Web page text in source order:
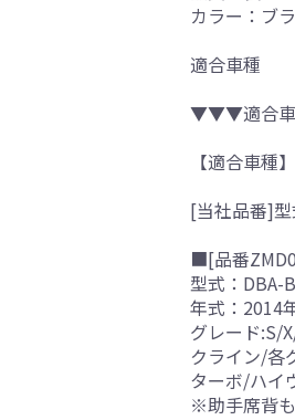
カラー：ブ
適合車種
▼▼▼適合車
【適合車種
[当社品番]
■[品番
型式：DBA-
年式：2014
グレード:S/
クライン/各
ターボ/ハイ
※助手席背